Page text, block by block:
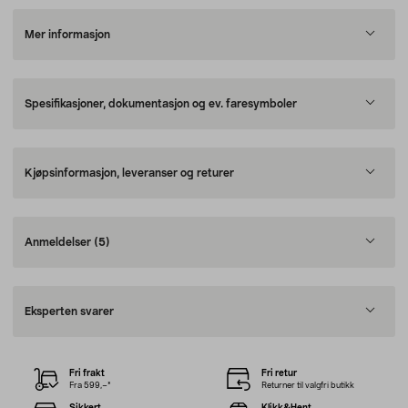
Mer informasjon
Spesifikasjoner, dokumentasjon og ev. faresymboler
Kjøpsinformasjon, leveranser og returer
Anmeldelser (5)
Eksperten svarer
Fri frakt
Fra 599,–*
Fri retur
Returner til valgfri butikk